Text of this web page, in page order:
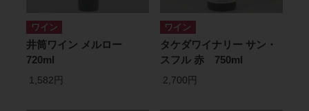
ワイン
井筒ワイン メルロー
720ml
1,582円
ワイン
タケダワイナリー サン・
スフル 赤 750ml
2,700円